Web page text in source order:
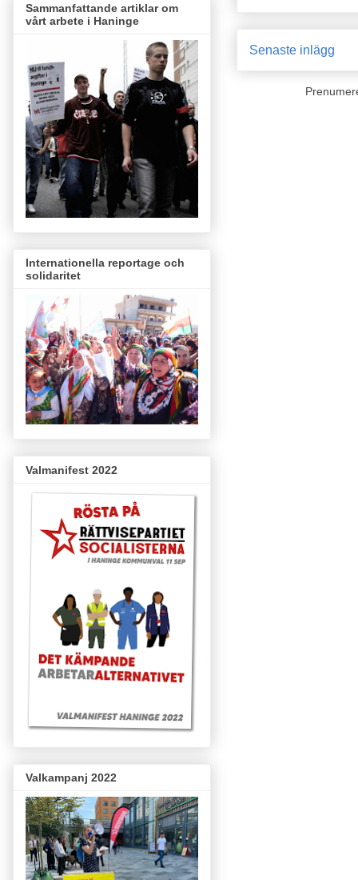
Senaste inlägg
Sammanfattande artiklar om
vårt arbete i Haninge
Internationella reportage och
solidaritet
Valmanifest 2022
Valkampanj 2022